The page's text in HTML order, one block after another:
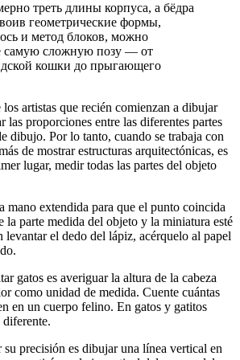
треть длины корпуса, а бёдра
геометрические формы,
и метод блоков, можно
самую сложную позу — от
кошки до прыгающего
artistas que recién comienzan a dibujar
las proporciones entre las diferentes partes
dibujo. Por lo tanto, cuando se trabaja con
de mostrar estructuras arquitectónicas, es
lugar, medir todas las partes del objeto
mano extendida para que el punto coincida
la parte medida del objeto y la miniatura esté
el dedo del lápiz, acérquelo al papel
gatos es averiguar la altura de la cabeza
como unidad de medida. Cuente cuántas
en un cuerpo felino. En gatos y gatitos
diferente.
precisión es dibujar una línea vertical en